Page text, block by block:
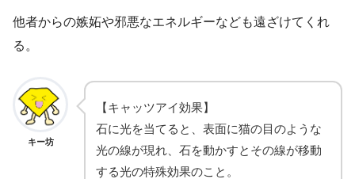
他者からの嫉妬や邪悪なエネルギーなども遠ざけてくれ
る。
キー坊
【キャッツアイ効果】
石に光を当てると、表面に猫の目のような
光の線が現れ、石を動かすとその線が移動
する光の特殊効果のこと。